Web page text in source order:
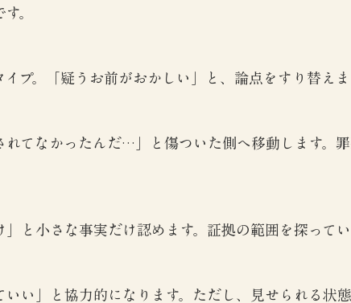
。
プ。「疑うお前がおかしい」と、論点をすり替えま
れてなかったんだ…」と傷ついた側へ移動します。
」と小さな事実だけ認めます。証拠の範囲を探ってい
いい」と協力的になります。ただし、見せられる状